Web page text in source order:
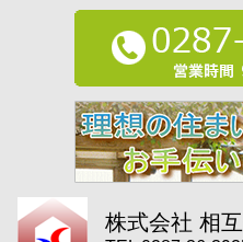
株式会社 相